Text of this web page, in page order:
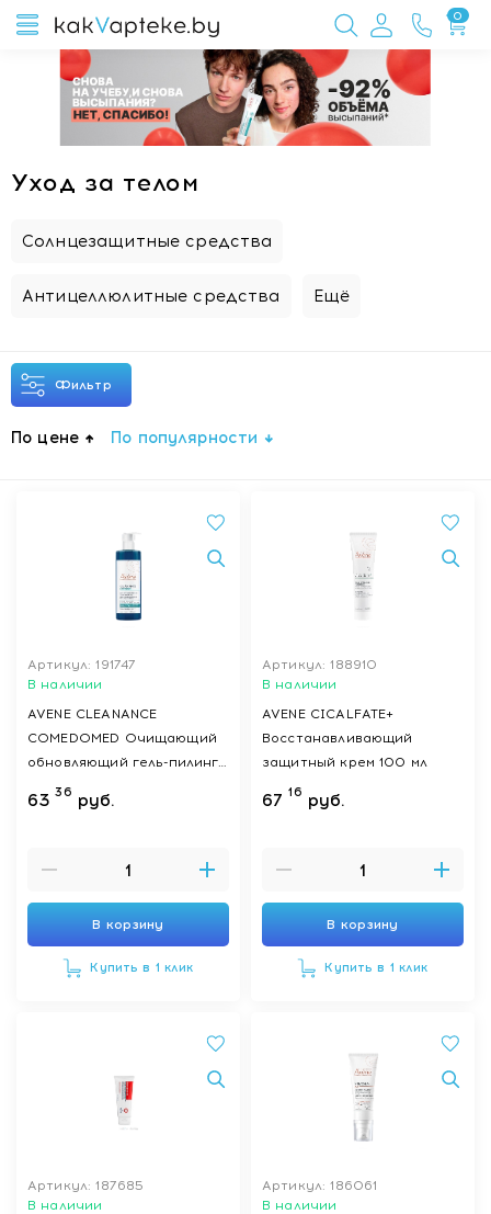
0
Уход за телом
Солнцезащитные средства
Антицеллюлитные средства Ещё
Фильтр
По цене По популярности
Артикул: 191747
В наличии
AVENE CLEANANCE
COMEDOMED Очищающий
обновляющий гель-пилинг
для проблемной кожи,
склонной к акне (для детей
63 36 руб.
В корзину
Купить в 1 клик
Артикул: 188910
В наличии
AVENE CICALFATE+
Восстанавливающий
защитный крем 100 мл
67 16 руб.
В корзину
Купить в 1 клик
Артикул: 187685
В наличии
Артикул: 186061
В наличии